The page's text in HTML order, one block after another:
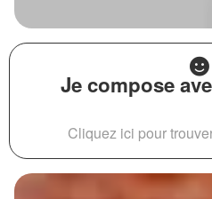
Je compose
Cliquez ici pour